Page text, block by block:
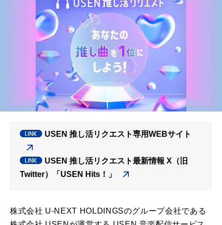
USEN 推し活リクエスト専用WEBサイト
USEN 推し活リクエスト最新情報 X（旧
Twitter）「USEN Hits！」
株式会社 U-NEXT HOLDINGSのグループ会社である